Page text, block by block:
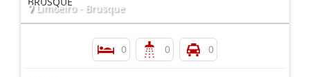
Limoeiro - Brusque
0 0 0